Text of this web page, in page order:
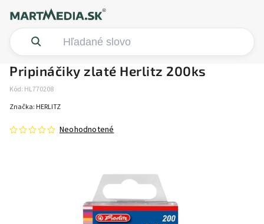
Pripináčiky zlaté Herlitz 200ks
Kód: HL770208
Neohodnotené
Značka: HERLITZ